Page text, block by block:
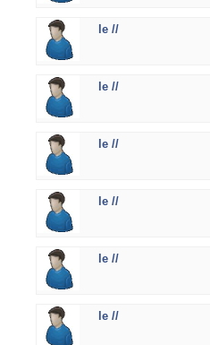
le //
le //
le //
le //
le //
le //